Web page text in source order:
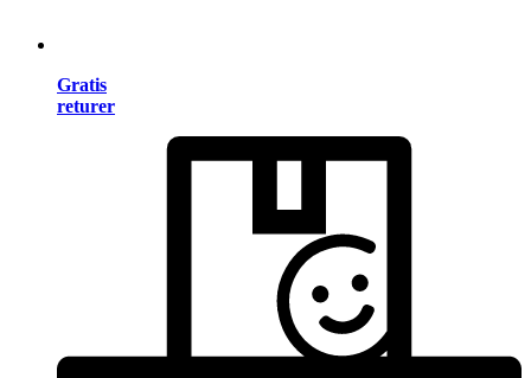
Gratis
returer